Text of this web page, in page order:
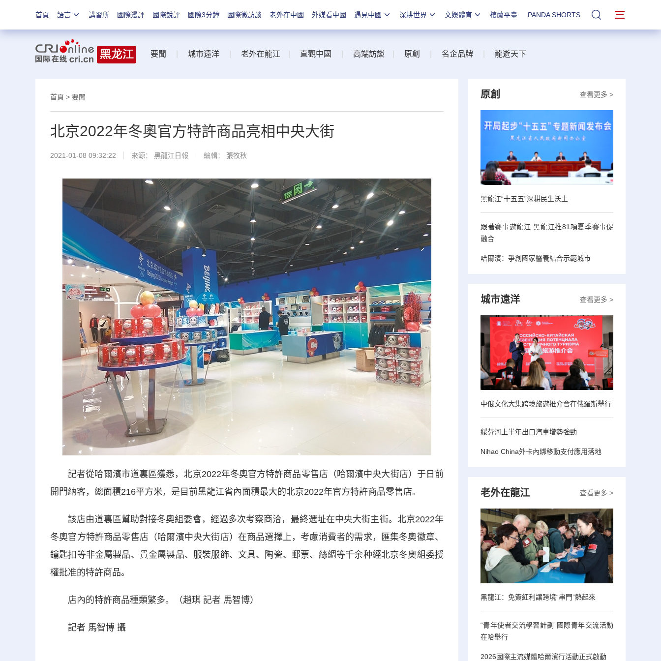
首頁 語言 講習所 國際漫評 國際銳評 國際3分鐘 國際微訪談 老外在中國 外媒看中國 遇見中國 深耕世界 文娛體育 樓蘭平臺 PANDA SHORTS 站內搜索
要聞 城市遠洋 老外在龍江 直觀中國 高端訪談 原創 名企品牌 龍遊天下
首頁 > 要聞
北京2022年冬奧官方特許商品亮相中央大街
2021-01-08 09:32:22 來源： 黑龍江日報 編輯： 張牧秋
記者從哈爾濱市道裏區獲悉，北京2022年冬奧官方特許商品零售店（哈爾濱中央大街店）于日前
開門納客，總面積216平方米，是目前黑龍江省內面積最大的北京2022年官方特許商品零售店。
該店由道裏區幫助對接冬奧組委會，經過多次考察商洽，最終選址在中央大街主街。北京2022年
冬奧官方特許商品零售店（哈爾濱中央大街店）在商品選擇上，考慮消費者的需求，匯集冬奧徽章、
鑰匙扣等非金屬製品、貴金屬製品、服裝服飾、文具、陶瓷、郵票、絲綢等千余种經北京冬奧組委授
權批准的特許商品。
店內的特許商品種類繁多。（趙琪 記者 馬智博）
記者 馬智博 攝
查看更多 >
原創
黑龍江“十五五”深耕民生沃土
跟著賽事遊龍江 黑龍江推81項夏季賽事促
融合
哈爾濱：爭創國家醫養結合示範城市
查看更多 >
城市遠洋
中俄文化大集跨境旅遊推介會在俄羅斯舉行
綏芬河上半年出口汽車增勢強勁
Nihao China外卡內綁移動支付應用落地
查看更多 >
老外在龍江
黑龍江：免簽紅利讓跨境“串門”熱起來
“青年使者交流學習計劃”國際青年交流活動
在哈舉行
2026國際主流媒體哈爾濱行活動正式啟動